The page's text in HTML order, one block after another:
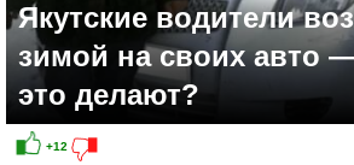
Якутские водители
зимой на своих авто
это делают?